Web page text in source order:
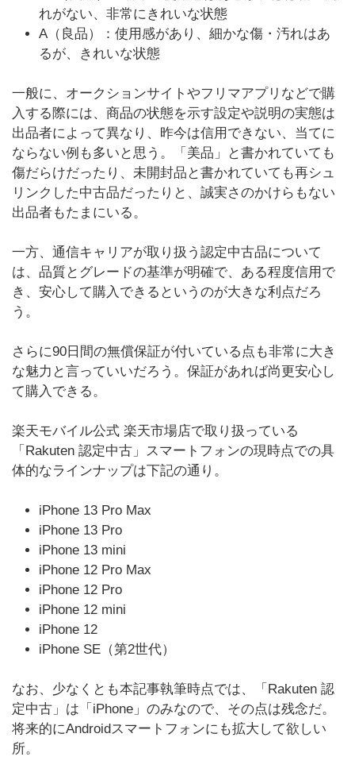
れがない、非常にきれいな状態
A（良品）：使用感があり、細かな傷・汚れはあ
るが、きれいな状態
一般に、オークションサイトやフリマアプリなどで購
入する際には、商品の状態を示す設定や説明の実態は
出品者によって異なり、昨今は信用できない、当てに
ならない例も多いと思う。「美品」と書かれていても
傷だらけだったり、未開封品と書かれていても再シュ
リンクした中古品だったりと、誠実さのかけらもない
出品者もたまにいる。
一方、通信キャリアが取り扱う認定中古品について
は、品質とグレードの基準が明確で、ある程度信用で
き、安心して購入できるというのが大きな利点だろ
う。
さらに90日間の無償保証が付いている点も非常に大き
な魅力と言っていいだろう。保証があれば尚更安心し
て購入できる。
楽天モバイル公式 楽天市場店で取り扱っている
「Rakuten 認定中古」スマートフォンの現時点での具
体的なラインナップは下記の通り。
iPhone 13 Pro Max
iPhone 13 Pro
iPhone 13 mini
iPhone 12 Pro Max
iPhone 12 Pro
iPhone 12 mini
iPhone 12
iPhone SE（第2世代）
なお、少なくとも本記事執筆時点では、「Rakuten 認
定中古」は「iPhone」のみなので、その点は残念だ。
将来的にAndroidスマートフォンにも拡大して欲しい
所。